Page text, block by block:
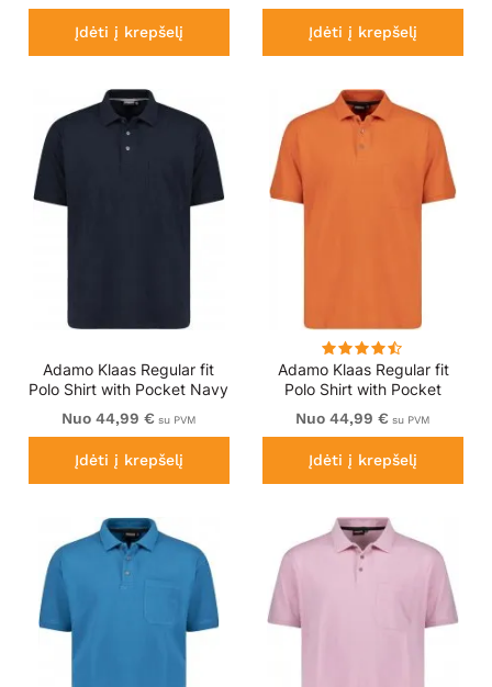
Įdėti į krepšelį Įdėti į krepšelį
Adamo Klaas Regular fit
Polo Shirt with Pocket Navy
Nuo 44,99 € su PVM
Įdėti į krepšelį
Adamo Klaas Regular fit
Polo Shirt with Pocket
Orange
Nuo 44,99 € su PVM
Įdėti į krepšelį